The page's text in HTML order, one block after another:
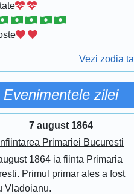
Vezi zodia ta
Evenimentele zilei
7 august 1864
Infiintarea Primariei Bucuresti
1864 ia fiinta Primaria
Primul primar ales a fost
Vladoianu.